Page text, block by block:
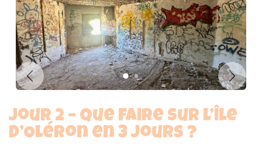
Précédent
Jour 2 – Que faire sur l’île
d’Oléron en 3 jours ?